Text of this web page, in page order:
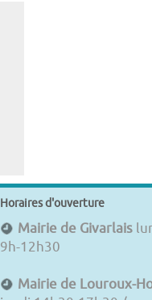
Horaires d'ouverture
Mairie de Givarlais
9h-12h30
Mairie de Louroux-